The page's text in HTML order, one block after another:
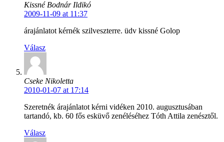
Kissné Bodnár Ildikó
2009-11-09 at 11:37
árajánlatot kérnék szilveszterre. üdv kissné Golop
Válasz
Cseke Nikoletta
2010-01-07 at 17:14
Szeretnék árajánlatot kérni vidéken 2010. augusztusában
tartandó, kb. 60 fős esküvő zenéléséhez Tóth Attila zenésztől.
Válasz